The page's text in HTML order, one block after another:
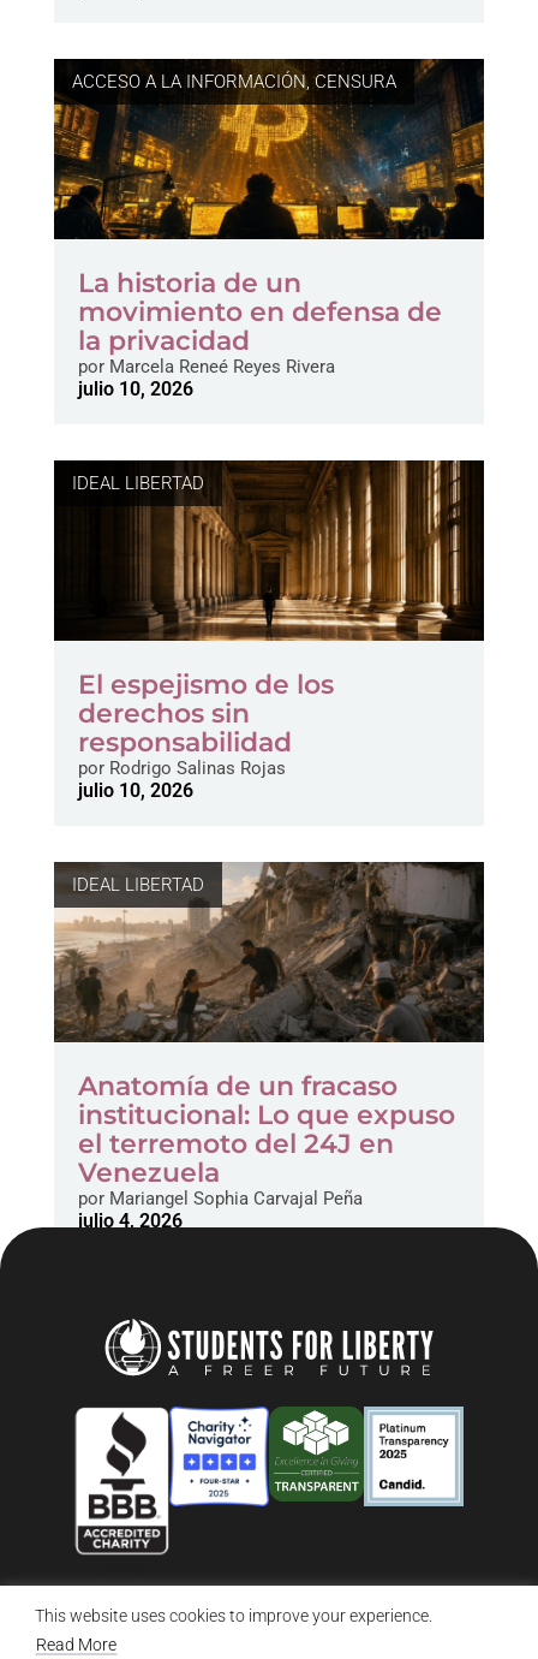
This website uses cookies to improve your experience.
Read More
ACCESO A LA INFORMACIÓN,CENSURA
La historia de un
movimiento en defensa de
la privacidad
porMarcela Reneé Reyes Rivera
julio 10, 2026
IDEAL LIBERTAD
El espejismo de los
derechos sin
responsabilidad
porRodrigo Salinas Rojas
julio 10, 2026
IDEAL LIBERTAD
Anatomía de un fracaso
institucional: Lo que expuso
el terremoto del 24J en
Venezuela
porMariangel Sophia Carvajal Peña
julio 4, 2026
© 2026 Students For Liberty, All Rights Reserved